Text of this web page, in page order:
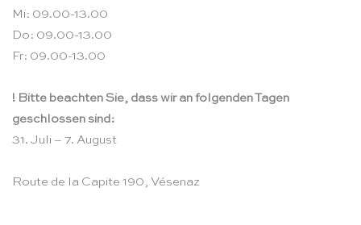
Mi: 09.00-13.00
Do: 09.00-13.00
Fr: 09.00-13.00
! Bitte beachten Sie, dass wir an folgenden Tagen
geschlossen sind:
31. Juli – 7. August
Route de la Capite 190, Vésenaz